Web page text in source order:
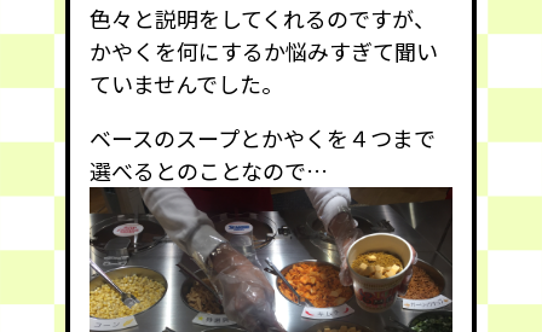
色々と説明をしてくれるのですが、
かやくを何にするか悩みすぎて聞い
ていませんでした。
ベースのスープとかやくを４つまで
選べるとのことなので…